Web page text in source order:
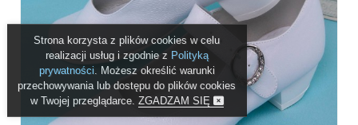
Strona korzysta z plików cookies w celu
realizacji usług i zgodnie z Polityką
prywatności. Możesz określić warunki
przechowywania lub dostępu do plików cookies
w Twojej przeglądarce. ZGADZAM SIĘ